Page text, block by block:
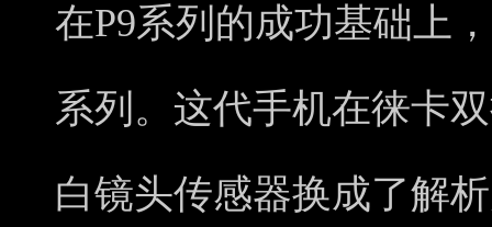
在P9系列的成功基础上
系列。这代手机在徕卡
白镜头传感器换成了解